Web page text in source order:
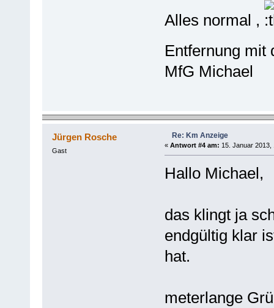
Alles normal ,
Entfernung
MfG Michael
Jürgen Rosche
Gast
Re: Km Anzeige
« Antwort #4 am: 15. Januar 2013,
Hallo Michael,
das klingt ja
endgültig klar
hat.
meterlange